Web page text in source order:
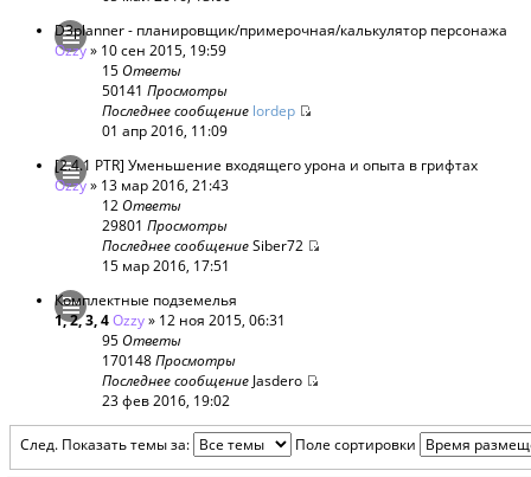
D3planner - планировщик/примерочная/калькулятор персонажа
Ozzy» 10 сен 2015, 19:59
15Ответы
50141 Просмотры
Последнее сообщение lordep
01 апр 2016, 11:09
[2.4.1 PTR] Уменьшение входящего урона и опыта в грифтах
Ozzy» 13 мар 2016, 21:43
12Ответы
29801 Просмотры
Последнее сообщениеSiber72
15 мар 2016, 17:51
Комплектные подземелья
1,2,3,4Ozzy» 12 ноя 2015, 06:31
95Ответы
170148Просмотры
Последнее сообщение Jasdero
23 фев 2016, 19:02
След. Показать темы за: Поле сортировки